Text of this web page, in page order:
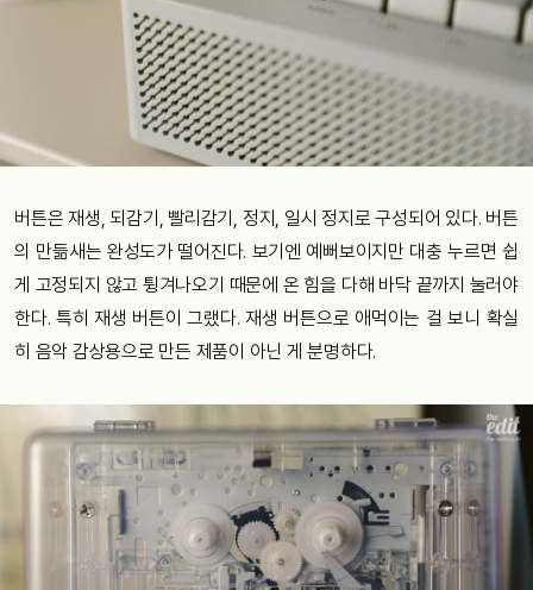
버튼은 재생, 되감기, 빨리감기, 정지, 일시 정지로 구성되어 있다. 버튼
의 만듦새는 완성도가 떨어진다. 보기엔 예뻐보이지만 대충 누르면 쉽
게 고정되지 않고 튕겨나오기 때문에 온 힘을 다해 바닥 끝까지 눌러야
한다. 특히 재생 버튼이 그랬다. 재생 버튼으로 애먹이는 걸 보니 확실
히 음악 감상용으로 만든 제품이 아닌 게 분명하다.